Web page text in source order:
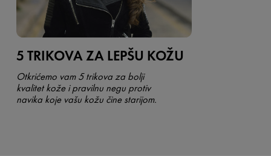
5 TRIKOVA ZA LEPŠU KOŽU
Otkrićemo vam 5 trikova za bolji
kvalitet kože i pravilnu negu protiv
navika koje vašu kožu čine starijom.